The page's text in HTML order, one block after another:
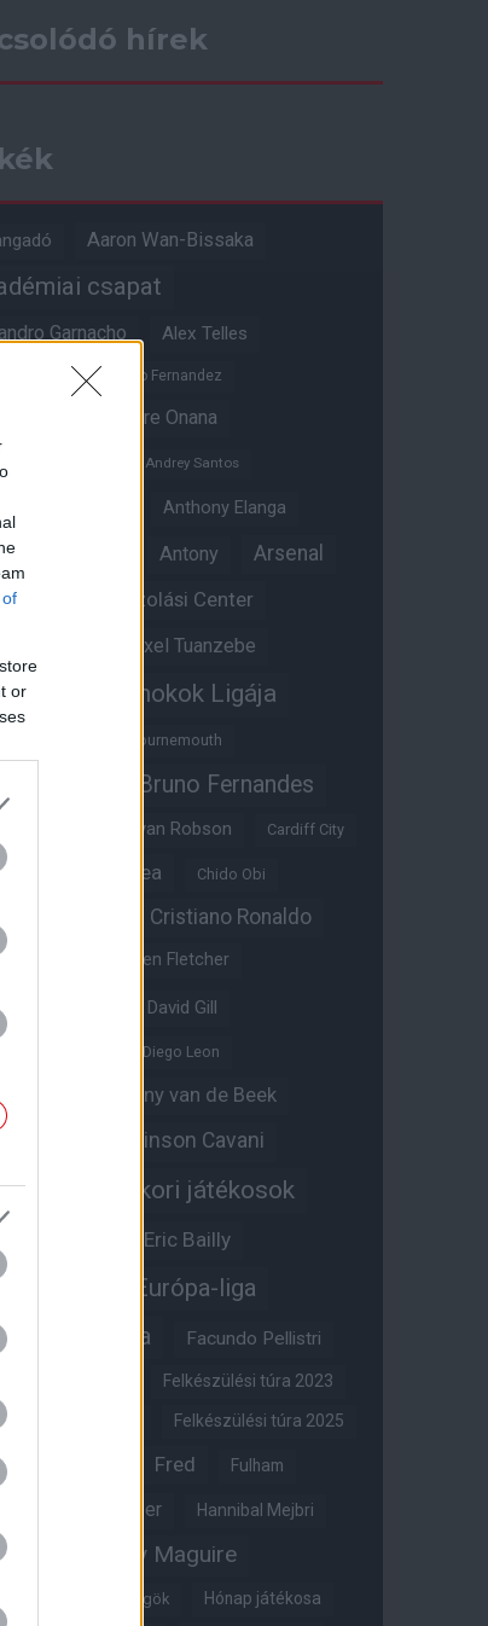
of
or
hírek
Aaron Wan-Bissaka
csapat
Garnacho Alex Telles
Alvaro Fernandez
Andre Onana
Pereira
Andrey Santos
válogatott Anthony Elanga
Martial Antony Arsenal
Villa Átigazolási Center
Axel Tuanzebe
Heaven Bajnokok Ligája
Bournemouth
Bruno Fernandes
Bryan Robson Cardiff City
Chelsea Chido Obi
Cristiano Ronaldo
Palace Darren Fletcher
De Gea David Gill
Diego Leon
Dalot
Donny van de Beek
Edinson Cavani
stáb Egykori játékosok
Eric Bailly
ten Hag Európa-liga
FA-kupa Facundo Pellistri
Felkészülési túra 2023
túra 2024 Felkészülési túra 2025
túra 2026 Fred Fulham
Glazer Hannibal Mejbri
Amass Harry Maguire
magyar Vörös Ördögök Hónap játékosa